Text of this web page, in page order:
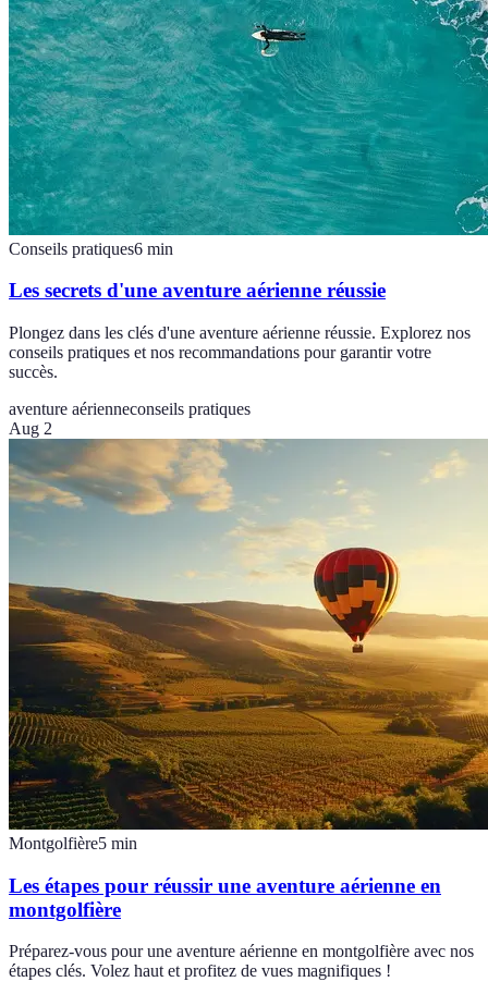
Conseils pratiques6 min
Les secrets d'une aventure aérienne réussie
Plongez dans les clés d'une aventure aérienne réussie. Explorez nos
conseils pratiques et nos recommandations pour garantir votre
succès.
aventure aérienneconseils pratiques
Aug 2
Montgolfière5 min
Les étapes pour réussir une aventure aérienne en
montgolfière
Préparez-vous pour une aventure aérienne en montgolfière avec nos
étapes clés. Volez haut et profitez de vues magnifiques !